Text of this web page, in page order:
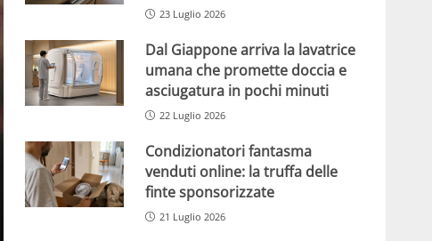
23 Luglio 2026
Dal Giappone arriva la lavatrice
umana che promette doccia e
asciugatura in pochi minuti
22 Luglio 2026
Condizionatori fantasma
venduti online: la truffa delle
finte sponsorizzate
21 Luglio 2026